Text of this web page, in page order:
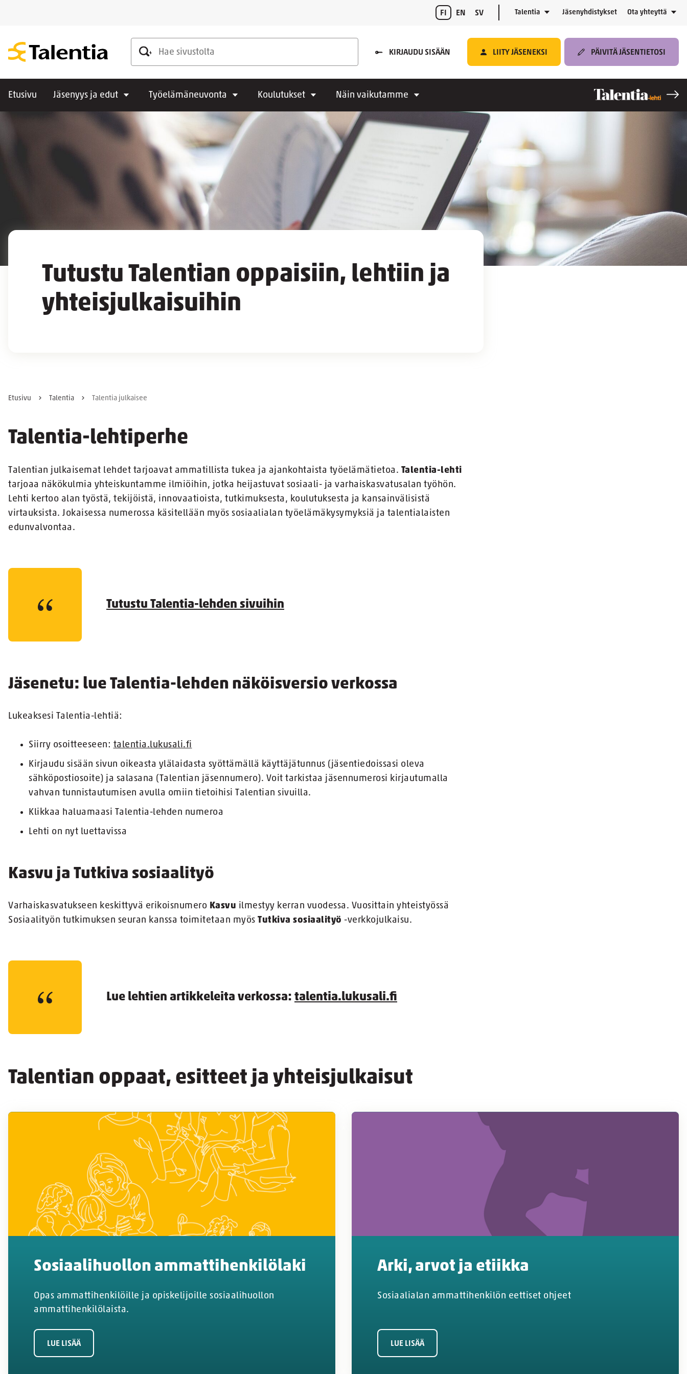
FI EN SV Talentia Jäsenyhdistykset Ota yhteyttä
Hae sivustolta
KIRJAUDU SISÄÄN LIITY JÄSENEKSI PÄIVITÄ JÄSENTIETOSI
Etusivu Jäsenyys ja edut Työelämäneuvonta Koulutukset Näin vaikutamme
Tutustu Talentian oppaisiin, lehtiin ja
yhteisjulkaisuihin
Etusivu Talentia Talentia julkaisee
Talentia-lehtiperhe
Talentian julkaisemat lehdet tarjoavat ammatillista tukea ja ajankohtaista työelämätietoa. Talentia-lehti
tarjoaa näkökulmia yhteiskuntamme ilmiöihin, jotka heijastuvat sosiaali- ja varhaiskasvatusalan työhön.
Lehti kertoo alan työstä, tekijöistä, innovaatioista, tutkimuksesta, koulutuksesta ja kansainvälisistä
virtauksista. Jokaisessa numerossa käsitellään myös sosiaalialan työelämäkysymyksiä ja talentialaisten
edunvalvontaa.
Tutustu Talentia-lehden sivuihin
Jäsenetu: lue Talentia-lehden näköisversio verkossa
Lukeaksesi Talentia-lehtiä:
Siirry osoitteeseen: talentia.lukusali.fi
Kirjaudu sisään sivun oikeasta ylälaidasta syöttämällä käyttäjätunnus (jäsentiedoissasi oleva
sähköpostiosoite) ja salasana (Talentian jäsennumero). Voit tarkistaa jäsennumerosi kirjautumalla
vahvan tunnistautumisen avulla omiin tietoihisi Talentian sivuilla.
Klikkaa haluamaasi Talentia-lehden numeroa
Lehti on nyt luettavissa
Kasvu ja Tutkiva sosiaalityö
Varhaiskasvatukseen keskittyvä erikoisnumero Kasvu ilmestyy kerran vuodessa. Vuosittain yhteistyössä
Sosiaalityön tutkimuksen seuran kanssa toimitetaan myös Tutkiva sosiaalityö -verkkojulkaisu.
Lue lehtien artikkeleita verkossa: talentia.lukusali.fi
Talentian oppaat, esitteet ja yhteisjulkaisut
Sosiaalihuollon ammattihenkilölaki
Opas ammattihenkilöille ja opiskelijoille sosiaalihuollon
ammattihenkilölaista.
LUE LISÄÄ
Arki, arvot ja etiikka
Sosiaalialan ammattihenkilön eettiset ohjeet
LUE LISÄÄ